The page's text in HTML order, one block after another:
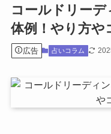
コールドリー
体例！やり方や
広告 占いコラム